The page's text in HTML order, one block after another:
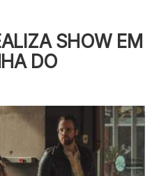
SHOW EM
DO